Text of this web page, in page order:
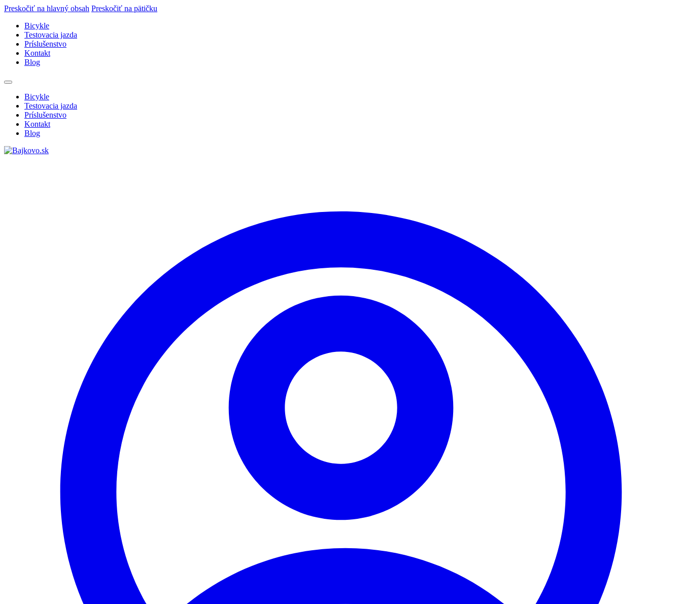
Preskočiť na hlavný obsah Preskočiť na pätičku
Bicykle
Testovacia jazda
Príslušenstvo
Kontakt
Blog
Bicykle
Testovacia jazda
Príslušenstvo
Kontakt
Blog